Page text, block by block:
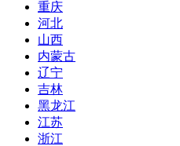
重庆
河北
山西
内蒙古
辽宁
吉林
黑龙江
江苏
浙江